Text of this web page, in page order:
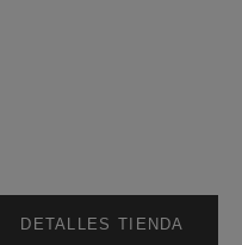
DETALLES TIENDA